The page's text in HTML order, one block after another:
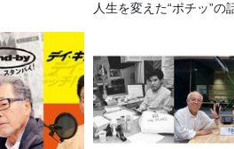
人生を変えた“ポチッ”の